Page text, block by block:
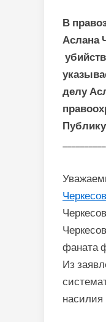
В
Аслана
делу
фаната
Из
насилия